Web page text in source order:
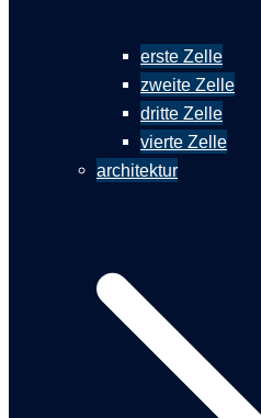
erste Zelle
zweite Zelle
dritte Zelle
vierte Zelle
architektur